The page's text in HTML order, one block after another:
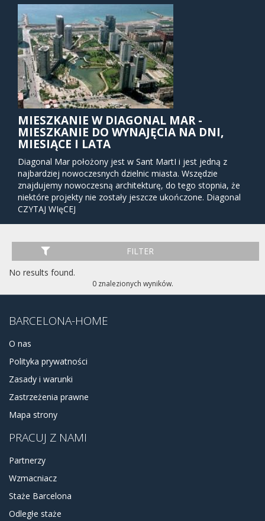
MIESZKANIE W DIAGONAL MAR -
MIESZKANIE DO WYNAJĘCIA NA DNI,
MIESIĄCE I LATA
Diagonal Mar położony jest w Sant MartI i jest jedną z
najbardziej nowoczesnych dzielnic miasta. Wszędzie
znajdujemy nowoczesną architekturę, do tego stopnia, że
niektóre projekty nie zostały jeszcze ukończone. Diagonal
Mar pochodzi od jego lokalizacji na Morzu Śródziemnym i
Ponieważ obszar jest nowy, znajdziesz tu jeden z
największych i najbardziej popularnych centrów handlowych
Barcelony - Diagonal Centre Mar Comercial. Mozna skąd
dojechać można metrem lub autobusem do różnych części
spacerować przy deptaku Paseo Maitimo.
CZYTAJ WIęCEJ
FILTER
No results found.
0 znalezionych wyników.
BARCELONA-HOME
O nas
Polityka prywatności
Zasady i warunki
Zastrzeżenia prawne
Mapa strony
PRACUJ Z NAMI
Partnerzy
Wzmacniacz
Staże Barcelona
Odległe staże